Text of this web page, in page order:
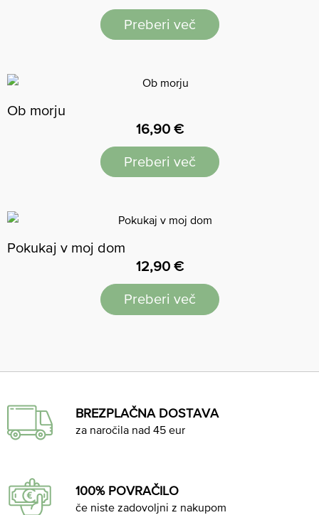
Preberi več
Ob morju
16,90 €
Preberi več
Pokukaj v moj dom
12,90 €
Preberi več
BREZPLAČNA DOSTAVA
za naročila nad 45 eur
100% POVRAČILO
če niste zadovoljni z nakupom